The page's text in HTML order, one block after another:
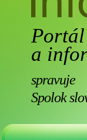
a
spravuje
Spolok